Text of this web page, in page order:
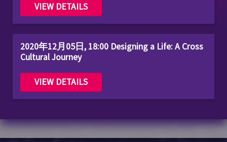
VIEW DETAILS
2020年12月05日, 18:00 Designing a Life: A Cross
Cultural Journey
VIEW DETAILS